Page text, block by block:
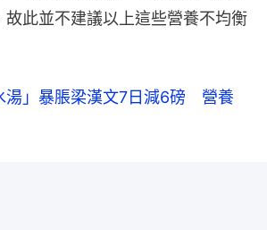
故此並不建議以上這些營養不均衡
湯」暴脹梁漢文7日減6磅　營養